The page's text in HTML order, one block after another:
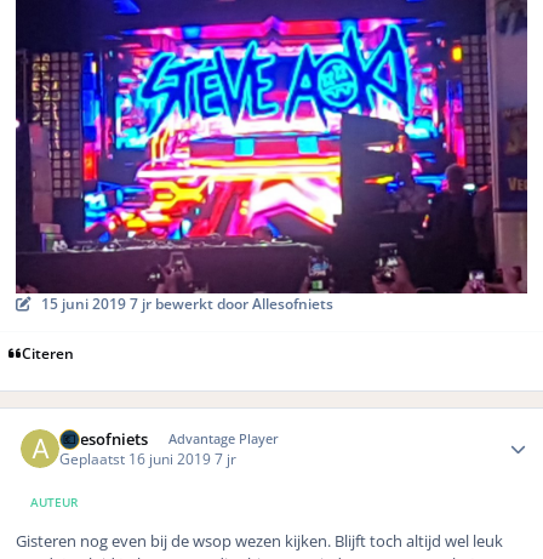
15 juni 20197 jr bewerkt door Allesofniets
Citeren
Allesofniets Advantage Player
Geplaatst 16 juni 20197 jr
AUTEUR
Gisteren nog even bij de wsop wezen kijken. Blijft toch altijd wel leuk